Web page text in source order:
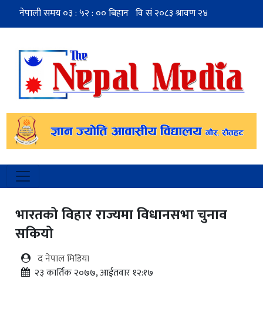
भारतको विहार राज्यमा विधानसभा चुनाव
सकियो
द नेपाल मिडिया
२३ कार्तिक २०७७, आईतवार १२:१७